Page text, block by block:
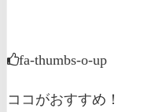
fa-thumbs-o-up
ココがおすすめ！